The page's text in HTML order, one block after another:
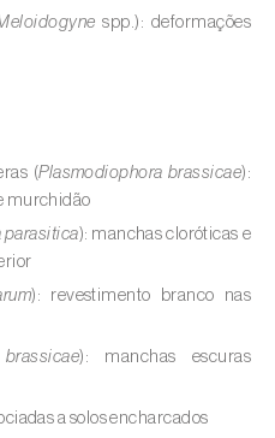
L.)
spp. )
sativa
)
spp.): deformações
(Plasmodiophora brassicae):
murchidão
parasitica): manchas cloróticas e
): revestimento branco nas
): manchas escuras
a solos encharcados